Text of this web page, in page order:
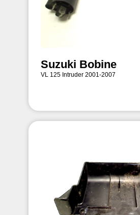
Suzuki Bobine
VL 125 Intruder 2001-2007